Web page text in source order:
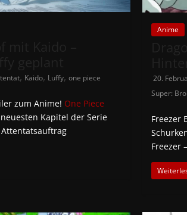
, Kaido, Luffy, one piece
zum Anime! One Piece
Kapitel der Serie
Anime
20.
Super:
Freezer
Freezer